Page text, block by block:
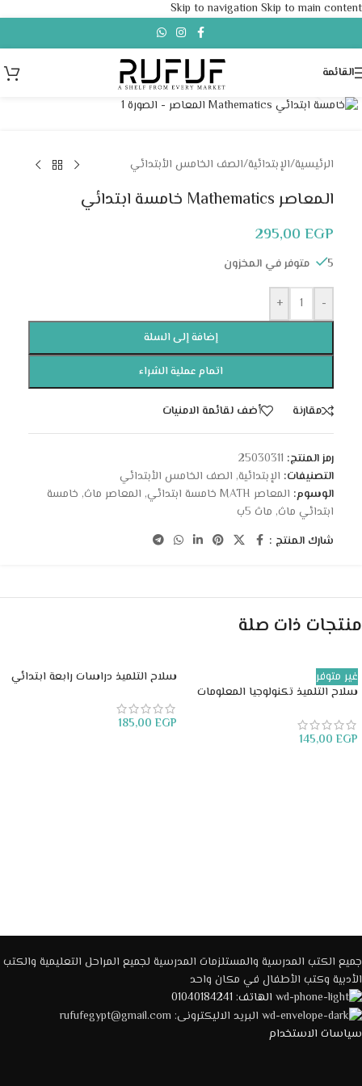
Skip to navigation Skip to main content
القائمة
الرئيسية/الإبتدائية/الصف الخامس الأبتدائي
المعاصر Mathematics خامسة ابتدائي
295,00 EGP
5 متوفر في المخزون
-
+
إضافة إلى السلة
اتمام عملية الشراء
مقارنة أضف لقائمة الامنيات
رمز المنتج: 25030311
التصنيفات: الإبتدائية, الصف الخامس الأبتدائي
الوسوم: المعاصر MATH خامسة ابتدائي , المعاصر ماث, خامسة
ابتدائي ماث, ماث 5ب
شارك المنتج :
منتجات ذات صلة
غير متوفر
سلاح التلميذ تكنولوجيا المعلومات
145,00 EGP
سلاح التلميذ دراسات رابعة ابتدائي
185,00 EGP
جميع الكتب المدرسية والمستلزمات المدرسية لجميع المراحل التعليمية والكتب
الأدبية وكتب الأطفال في مكان واحد
الهاتف: 01040184241
البريد الاليكترونى: rufufegypt@gmail.com
سياسات الاستخدام